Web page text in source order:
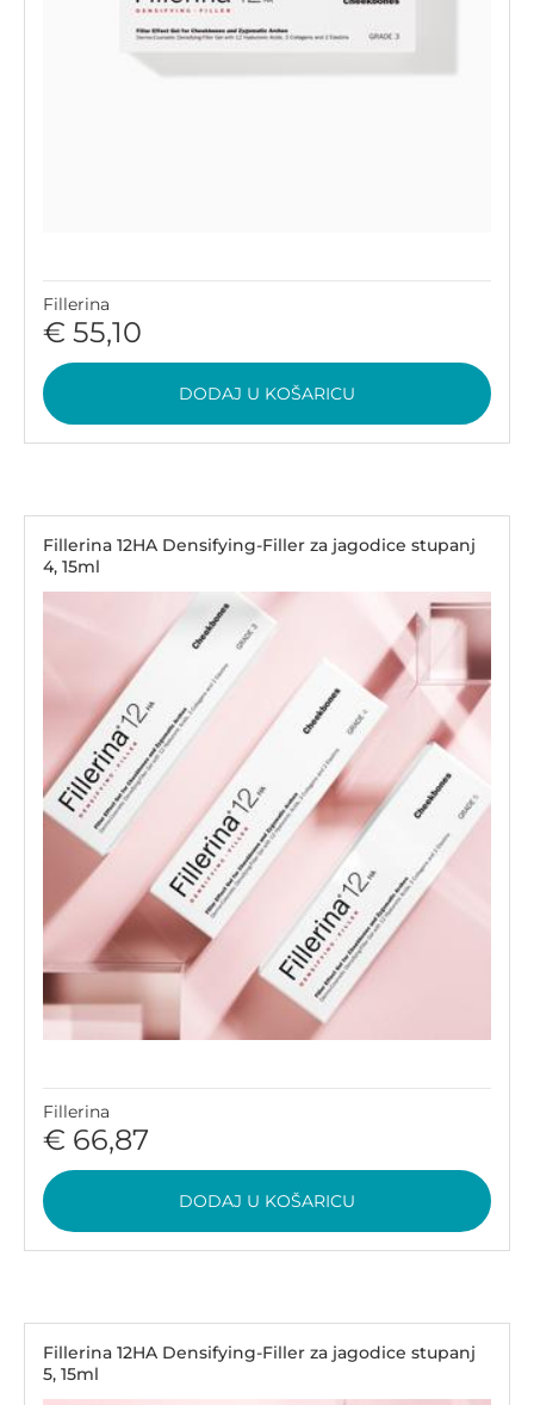
Fillerina
€ 55,10
DODAJ U KOŠARICU
Fillerina 12HA Densifying-Filler za jagodice stupanj
4, 15ml
Fillerina
€ 66,87
DODAJ U KOŠARICU
Fillerina 12HA Densifying-Filler za jagodice stupanj
5, 15ml